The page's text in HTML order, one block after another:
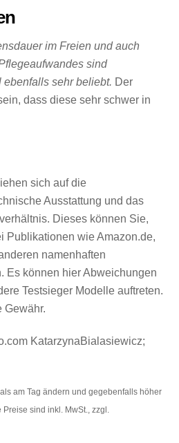
im Freien und auch
sind
ebenfalls sehr beliebt. Der
dass diese sehr schwer in
sich auf die
Ausstattung und das
Dieses können Sie,
Publikationen wie Amazon.de,
namenhaften
Es können hier Abweichungen
Testsieger Modelle auftreten.
Gewähr.
KatarzynaBialasiewicz;
am Tag ändern und gegebenfalls höher
Preise sind inkl. MwSt., zzgl.